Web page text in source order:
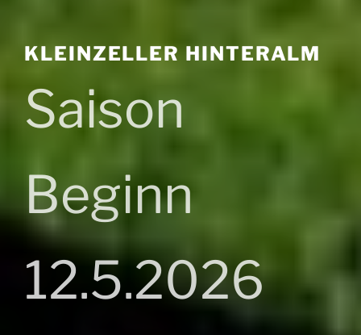
KLEINZELLER HINTERALM
Saison
Beginn
12.5.2026